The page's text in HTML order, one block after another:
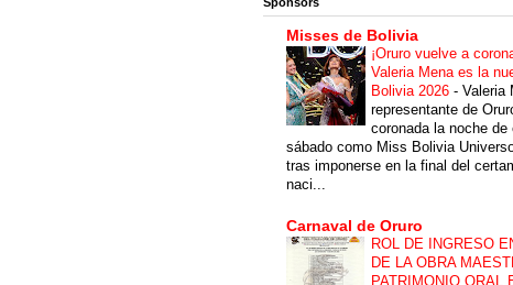
Misses de Bolivia
¡Oruro vuelve a
Valeria Mena es la
Bolivia 2026 - Valeria
representante de
coronada la noche de
sábado como Miss Bolivia
tras imponerse en la final del
naci...
Carnaval de Oruro
ROL DE INGRESO
DE LA OBRA
PATRIMONIO ORAL